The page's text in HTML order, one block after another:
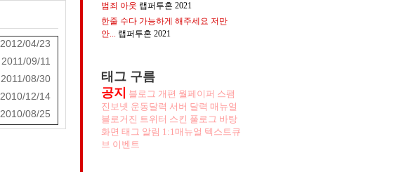
2012/04/23
2011/09/11
2011/08/30
2010/12/14
2010/08/25
범죄 아웃 랩퍼투혼 2021
한줄 수다 가능하게 해주세요 저만
안... 랩퍼투혼 2021
태그 구름
공지 블로그 개편 월페이퍼 스팸
진보넷 운동달력 서버 달력 매뉴얼
블로거진 트위터 스킨 풀로그 바탕
화면 태그 알림 1:1매뉴얼 텍스트큐
브 이벤트